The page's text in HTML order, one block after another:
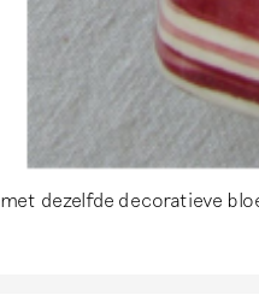
met dezelfde decoratieve